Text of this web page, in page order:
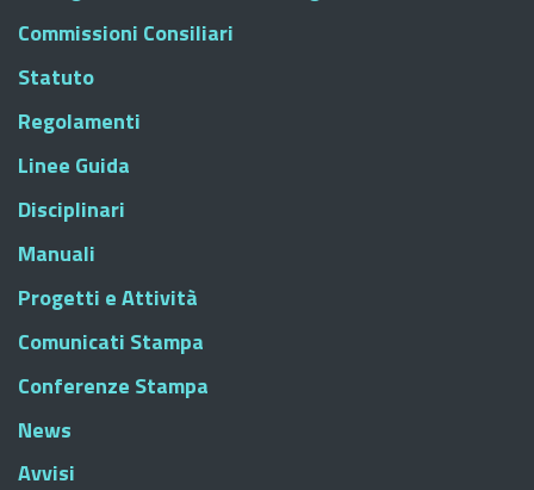
Commissioni Consiliari
Statuto
Regolamenti
Linee Guida
Disciplinari
Manuali
Progetti e Attività
Comunicati Stampa
Conferenze Stampa
News
Avvisi